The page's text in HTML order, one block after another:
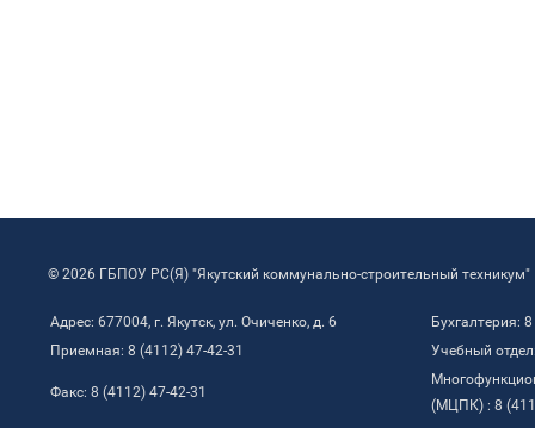
© 2026 ГБПОУ РС(Я) "Якутский коммунально-строительный техникум"
Адрес: 677004, г. Якутск, ул. Очиченко, д. 6
Бухгалтерия:
Приемная: 8 (4112) 47-42-31
Учебный
Факс: 8 (4112) 47-42-31
(МЦПК) : 8